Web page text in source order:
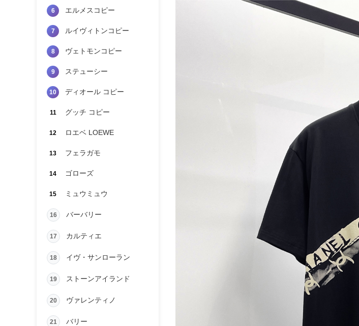
6 エルメスコピー
7 ルイヴィトンコピー
8 ヴェトモンコピー
9 ステューシー
10 ディオール コピー
11 グッチ コピー
12 ロエベ LOEWE
13 フェラガモ
14 ゴローズ
15 ミュウミュウ
16 バーバリー
17 カルティエ
18 イヴ・サンローラン
19 ストーンアイランド
20 ヴァレンティノ
21 バリー